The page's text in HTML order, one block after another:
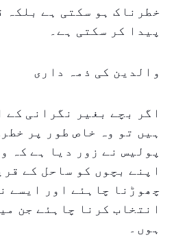
خطرناک ہو سکتی ہے بلکہ
پیدا کر سکتی ہے۔
والدین کی ذمہ داری
اگر بچے بغیر نگرانی کے
ہیں تو وہ خاص طور پر
پولیس نے زور دیا ہے کہ
اپنے بچوں کو ساحل کے
چھوڑنا چاہئے اور ایسے
انتخاب کرنا چاہئے جن
ہوں۔